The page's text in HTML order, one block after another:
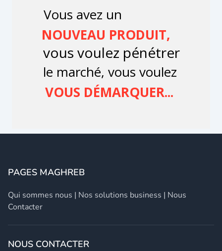
PAGES MAGHREB
Qui sommes nous | Nos solutions business | Nous
Contacter
NOUS CONTACTER